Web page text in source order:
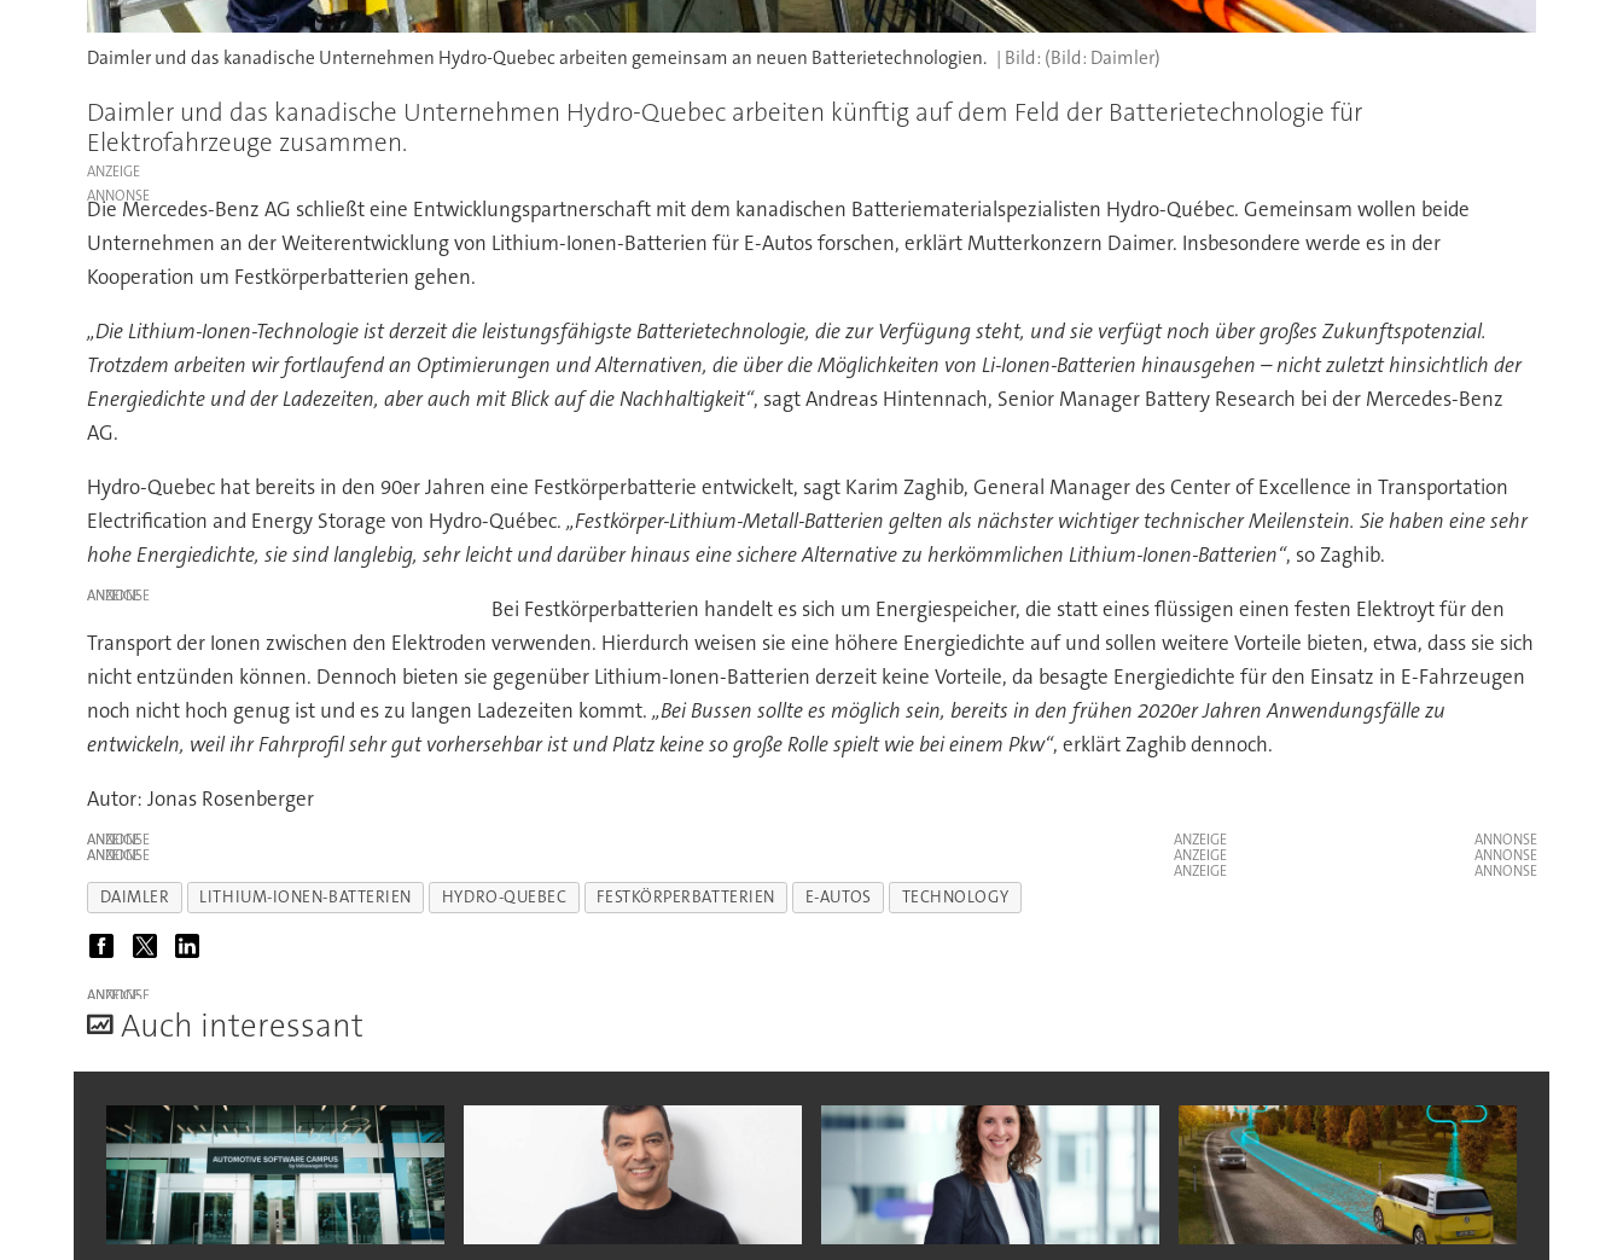
Daimler und das kanadische Unternehmen Hydro-Quebec arbeiten gemeinsam an neuen Batterietechnologien. (Bild: Daimler)
Daimler und das kanadische Unternehmen Hydro-Quebec arbeiten künftig auf dem Feld der Batterietechnologie für
Elektrofahrzeuge zusammen.
ANZEIGE
Die Mercedes-Benz AG schließt eine Entwicklungspartnerschaft mit dem kanadischen Batteriematerialspezialisten Hydro-Québec. Gemeinsam wollen beide
Unternehmen an der Weiterentwicklung von Lithium-Ionen-Batterien für E-Autos forschen, erklärt Mutterkonzern Daimer. Insbesondere werde es in der
Kooperation um Festkörperbatterien gehen.
„Die Lithium-Ionen-Technologie ist derzeit die leistungsfähigste Batterietechnologie, die zur Verfügung steht, und sie verfügt noch über großes Zukunftspotenzial.
Trotzdem arbeiten wir fortlaufend an Optimierungen und Alternativen, die über die Möglichkeiten von Li-Ionen-Batterien hinausgehen – nicht zuletzt hinsichtlich der
Energiedichte und der Ladezeiten, aber auch mit Blick auf die Nachhaltigkeit“, sagt Andreas Hintennach, Senior Manager Battery Research bei der Mercedes-Benz
AG.
Hydro-Quebec hat bereits in den 90er Jahren eine Festkörperbatterie entwickelt, sagt Karim Zaghib, General Manager des Center of Excellence in Transportation
Electrification and Energy Storage von Hydro-Québec. „Festkörper-Lithium-Metall-Batterien gelten als nächster wichtiger technischer Meilenstein. Sie haben eine sehr
hohe Energiedichte, sie sind langlebig, sehr leicht und darüber hinaus eine sichere Alternative zu herkömmlichen Lithium-Ionen-Batterien“, so Zaghib.
ANZEIGE
Bei Festkörperbatterien handelt es sich um Energiespeicher, die statt eines flüssigen einen festen Elektroyt für den
Transport der Ionen zwischen den Elektroden verwenden. Hierdurch weisen sie eine höhere Energiedichte auf und sollen weitere Vorteile bieten, etwa, dass sie sich
nicht entzünden können. Dennoch bieten sie gegenüber Lithium-Ionen-Batterien derzeit keine Vorteile, da besagte Energiedichte für den Einsatz in E-Fahrzeugen
noch nicht hoch genug ist und es zu langen Ladezeiten kommt. „Bei Bussen sollte es möglich sein, bereits in den frühen 2020er Jahren Anwendungsfälle zu
entwickeln, weil ihr Fahrprofil sehr gut vorhersehbar ist und Platz keine so große Rolle spielt wie bei einem Pkw“, erklärt Zaghib dennoch.
Autor: Jonas Rosenberger
ANZEIGE
ANZEIGE
ANZEIGE
ANZEIGE
ANZEIGE
DAIMLER LITHIUM-IONEN-BATTERIEN HYDRO-QUEBEC FESTKÖRPERBATTERIEN E-AUTOS TECHNOLOGY
ANZEIGE
Auch interessant